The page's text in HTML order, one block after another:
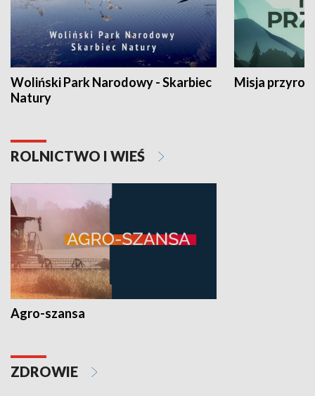
Woliński Park Narodowy - Skarbiec
Natury
Misja
ROLNICTWO I WIEŚ
Agro-szansa
ZDROWIE